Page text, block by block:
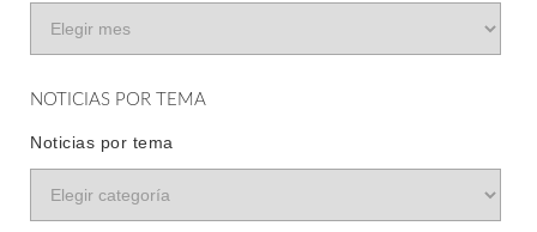
NOTICIAS POR TEMA
Noticias por tema